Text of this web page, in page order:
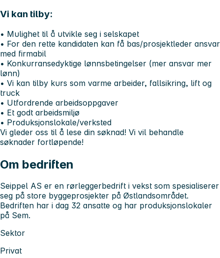
Vi kan tilby:
• Mulighet til å utvikle seg i selskapet
• For den rette kandidaten kan få bas/prosjektleder ansvar
med firmabil
• Konkurransedyktige lønnsbetingelser (mer ansvar mer
lønn)
• Vi kan tilby kurs som varme arbeider, fallsikring, lift og
truck
• Utfordrende arbeidsoppgaver
• Et godt arbeidsmiljø
• Produksjonslokale/verksted
Vi gleder oss til å lese din søknad! Vi vil behandle
søknader fortløpende!
Om bedriften
Seippel AS er en rørleggerbedrift i vekst som spesialiserer
seg på store byggeprosjekter på Østlandsområdet.
Bedriften har i dag 32 ansatte og har produksjonslokaler
på Sem.
Sektor
Privat